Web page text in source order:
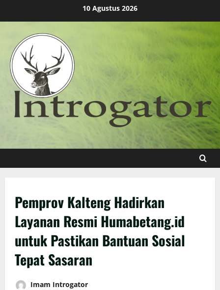
10 Agustus 2026
Pemprov Kalteng Hadirkan
Layanan Resmi Humabetang.id
untuk Pastikan Bantuan Sosial
Tepat Sasaran
Imam Introgator